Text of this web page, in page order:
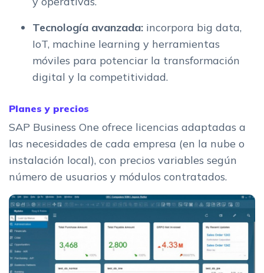
Tecnología avanzada: incorpora big data,
IoT, machine learning y herramientas
móviles para potenciar la transformación
digital y la competitividad.
Planes y precios
SAP Business One ofrece licencias adaptadas a
las necesidades de cada empresa (en la nube o
instalación local), con precios variables según
número de usuarios y módulos contratados.